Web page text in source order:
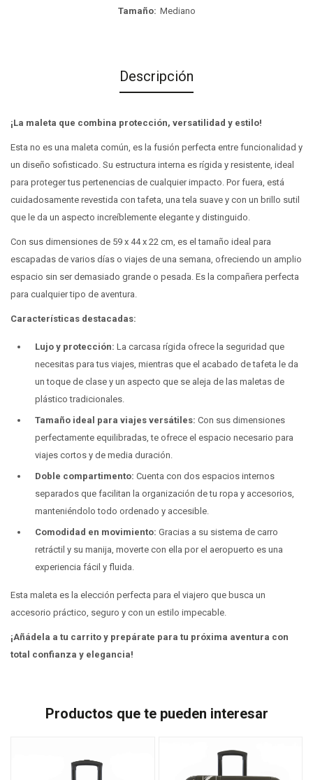
Tamaño
Mediano
Descripción
¡La maleta que combina protección, versatilidad y estilo!
Esta no es una maleta común, es la fusión perfecta entre funcionalidad y
un diseño sofisticado. Su estructura interna es rígida y resistente, ideal
para proteger tus pertenencias de cualquier impacto. Por fuera, está
cuidadosamente revestida con tafeta, una tela suave y con un brillo sutil
que le da un aspecto increíblemente elegante y distinguido.
Con sus dimensiones de 59 x 44 x 22 cm, es el tamaño ideal para
escapadas de varios días o viajes de una semana, ofreciendo un amplio
espacio sin ser demasiado grande o pesada. Es la compañera perfecta
para cualquier tipo de aventura.
Características destacadas:
Lujo y protección: La carcasa rígida ofrece la seguridad que
necesitas para tus viajes, mientras que el acabado de tafeta le da
un toque de clase y un aspecto que se aleja de las maletas de
plástico tradicionales.
Tamaño ideal para viajes versátiles: Con sus dimensiones
perfectamente equilibradas, te ofrece el espacio necesario para
viajes cortos y de media duración.
Doble compartimento: Cuenta con dos espacios internos
separados que facilitan la organización de tu ropa y accesorios,
manteniéndolo todo ordenado y accesible.
Comodidad en movimiento: Gracias a su sistema de carro
retráctil y su manija, moverte con ella por el aeropuerto es una
experiencia fácil y fluida.
Esta maleta es la elección perfecta para el viajero que busca un
accesorio práctico, seguro y con un estilo impecable.
¡Añádela a tu carrito y prepárate para tu próxima aventura con
total confianza y elegancia!
Productos que te pueden interesar